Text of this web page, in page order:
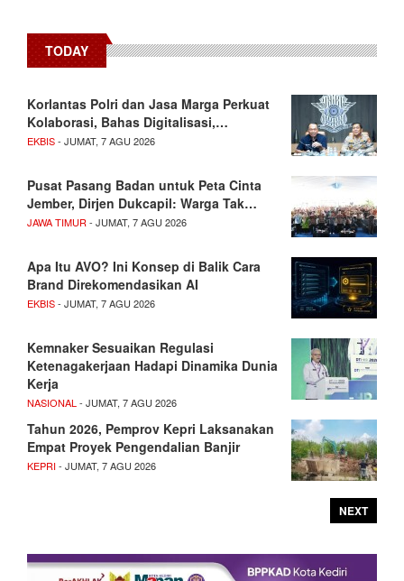
TODAY
Korlantas Polri dan Jasa Marga Perkuat
Kolaborasi, Bahas Digitalisasi,…
EKBIS- JUMAT, 7 AGU 2026
Pusat Pasang Badan untuk Peta Cinta
Jember, Dirjen Dukcapil: Warga Tak…
JAWA TIMUR- JUMAT, 7 AGU 2026
Apa Itu AVO? Ini Konsep di Balik Cara
Brand Direkomendasikan AI
EKBIS- JUMAT, 7 AGU 2026
Kemnaker Sesuaikan Regulasi
Ketenagakerjaan Hadapi Dinamika Dunia
Kerja
NASIONAL- JUMAT, 7 AGU 2026
Tahun 2026, Pemprov Kepri Laksanakan
Empat Proyek Pengendalian Banjir
KEPRI- JUMAT, 7 AGU 2026
NEXT